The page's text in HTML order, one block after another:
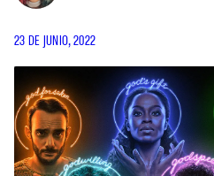
23 DE JUNIO, 2022